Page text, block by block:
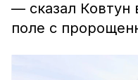
— сказал Ковтун
поле с